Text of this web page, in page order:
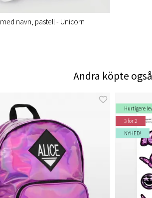
navn, pastell - Unicorn
Andra köpte også
Hurtigere
3 for 2
NYHED!